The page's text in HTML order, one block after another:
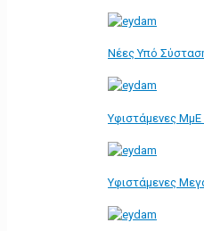
Νέες Υπό
Υφιστάμενες ΜμΕ
Υφιστάμενες